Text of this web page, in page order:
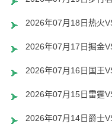
2026年07月18日热火
2026年07月17日掘金
2026年07月16日国王
2026年07月15日雷霆
2026年07月14日爵士